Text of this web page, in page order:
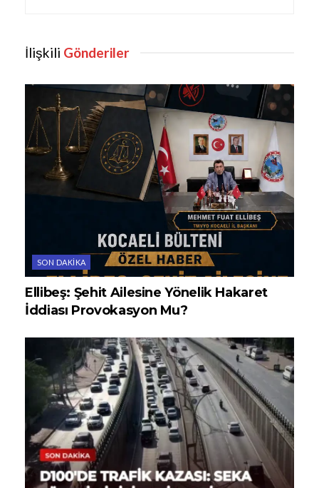
İlişkili Gönderiler
SON DAKIKA
Ellibeş: Şehit Ailesine Yönelik Hakaret
İddiası Provokasyon Mu?